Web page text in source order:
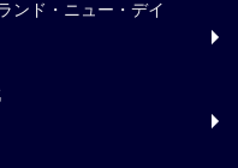
ンド・ニュー・デイ